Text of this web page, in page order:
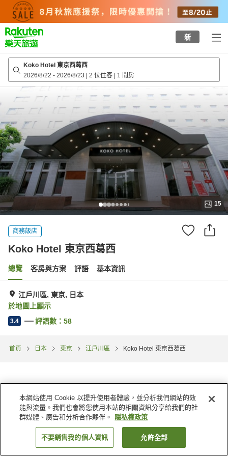
top
page
新
Koko Hotel 東京西葛西
2026/8/22 - 2026/8/23 | 2 位住客 | 1 間房
15
商務飯店
Koko Hotel 東京西葛西
總覽 客房與方案 評語 基本資訊
江戶川區, 東京, 日本
於地圖上顯示
3.4 評語數： 58
首頁 日本 東京 江戶川區 Koko Hotel 東京西葛西
找客房
本網站使用 Cookie 以提升使用者體驗，並分析我們網站的效
能與流量。我們也會將您使用本站的相關資訊分享給我們的社
群媒體、廣告和分析合作夥伴。
隱私權政策
不要銷售我的個人資訊 允許全部